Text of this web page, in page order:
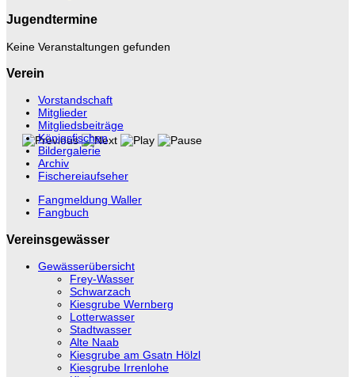
Jugendtermine
Keine Veranstaltungen gefunden
Verein
Vorstandschaft
Mitglieder
Mitgliedsbeiträge
Königsfischen
Bildergalerie
Archiv
Fischereiaufseher
Fangmeldung Waller
Fangbuch
Vereinsgewässer
Gewässerübersicht
Frey-Wasser
Schwarzach
Kiesgrube Wernberg
Lotterwasser
Stadtwasser
Alte Naab
Kiesgrube am Gsatn Hölzl
Kiesgrube Irrenlohe